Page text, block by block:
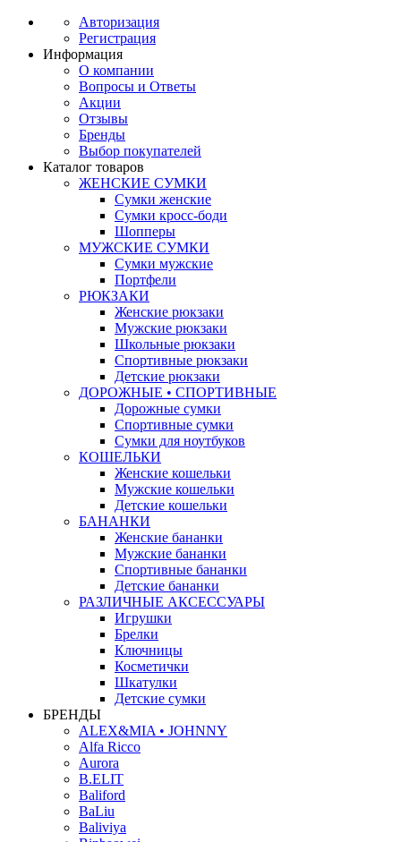
Авторизация
Регистрация
Информация
О компании
Вопросы и Ответы
Акции
Отзывы
Бренды
Выбор покупателей
Каталог товаров
ЖЕНСКИЕ СУМКИ
Сумки женские
Сумки кросс-боди
Шопперы
МУЖСКИЕ СУМКИ
Сумки мужские
Портфели
РЮКЗАКИ
Женские рюкзаки
Мужские рюкзаки
Школьные рюкзаки
Спортивные рюкзаки
Детские рюкзаки
ДОРОЖНЫЕ • СПОРТИВНЫЕ
Дорожные сумки
Спортивные сумки
Сумки для ноутбуков
КОШЕЛЬКИ
Женские кошельки
Мужские кошельки
Детские кошельки
БАНАНКИ
Женские бананки
Мужские бананки
Спортивные бананки
Детские бананки
РАЗЛИЧНЫЕ АКСЕССУАРЫ
Игрушки
Брелки
Ключницы
Косметички
Шкатулки
Детские сумки
БРЕНДЫ
ALEX&MIA • JOHNNY
Alfa Ricco
Aurora
B.ELIT
Baliford
BaLiu
Baliviya